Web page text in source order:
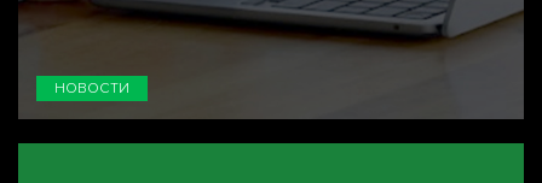
НОВОСТИ